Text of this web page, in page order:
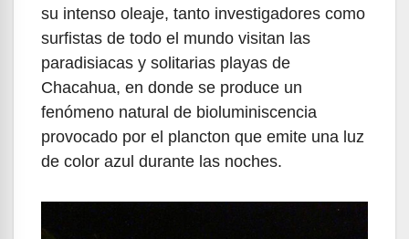
su intenso oleaje, tanto investigadores como
surfistas de todo el mundo visitan las
paradisiacas y solitarias playas de
Chacahua, en donde se produce un
fenómeno natural de bioluminiscencia
provocado por el plancton que emite una luz
de color azul durante las noches.